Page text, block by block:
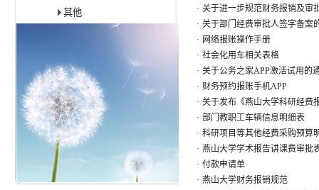
其他
· 关于进一步规范财务报销及审
· 关于部门经费审批人签字备案
· 网络报账操作手册
· 社会化用车相关表格
· 关于公务之家APP激活试用的
· 财务预约报账手机APP
· 关于发布《燕山大学科研经费
· 部门教职工车辆信息明细表
· 科研项目等其他经费采购预算
· 燕山大学学术报告讲课费审批
· 付款申请单
· 燕山大学财务报销规范